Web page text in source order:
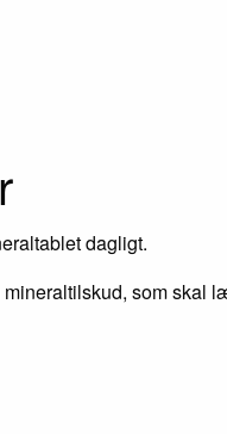
dagligt.
som skal